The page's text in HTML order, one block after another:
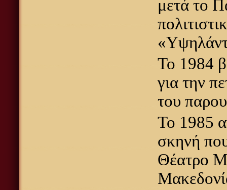
μετά το
Το 1984
για την
του
Το 1985
σκηνή
Θέατρο